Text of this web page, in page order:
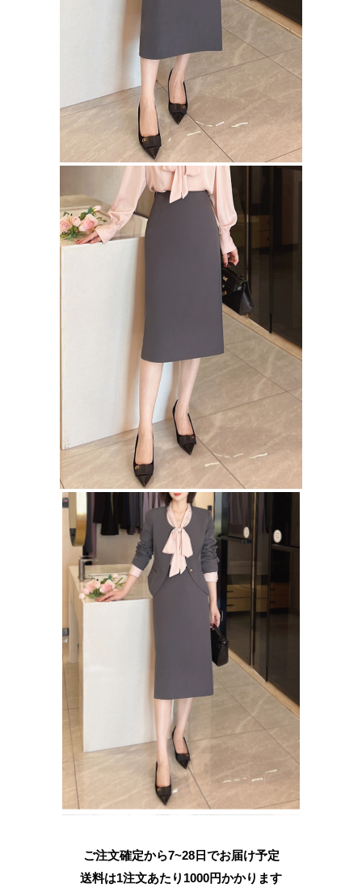
ご注文確定から7~28日でお届け予定
送料は1注文あたり 1000円かかります